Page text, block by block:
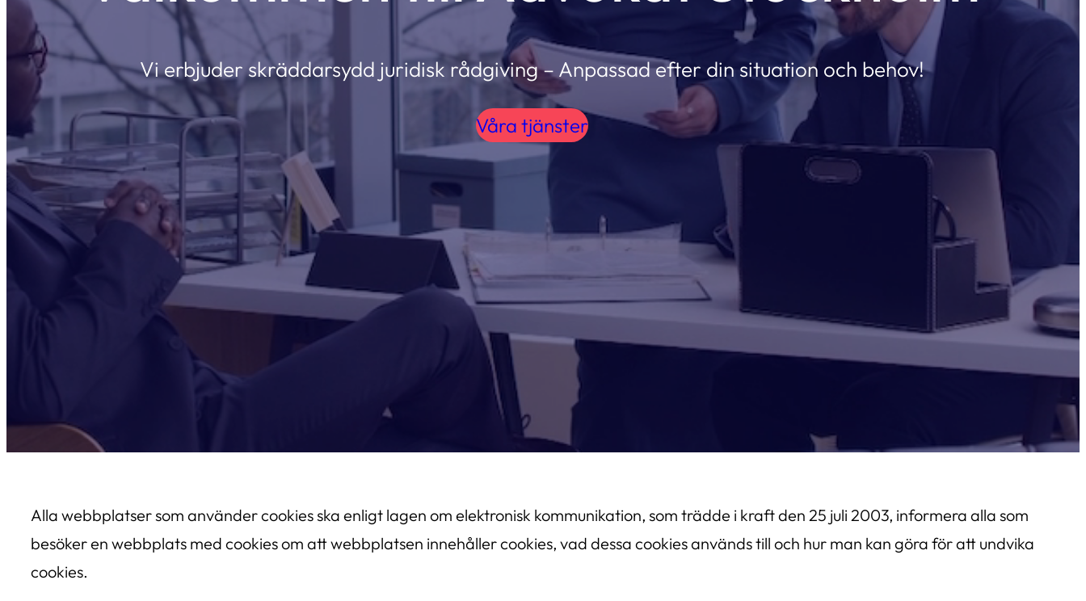
Vi erbjuder skräddarsydd juridisk rådgiving – Anpassad efter din situation och behov!
Våra tjänster
Alla webbplatser som använder cookies ska enligt lagen om elektronisk kommunikation, som trädde i kraft den 25 juli 2003, informera alla som
besöker en webbplats med cookies om att webbplatsen innehåller cookies, vad dessa cookies används till och hur man kan göra för att undvika
cookies.